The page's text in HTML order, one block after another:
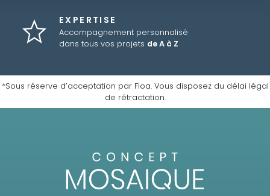
EXPERTISE
Accompagnement personnalisé
dans tous vos projets de A à Z
*Sous réserve d’acceptation par Floa. Vous disposez du délai légal
de rétractation.